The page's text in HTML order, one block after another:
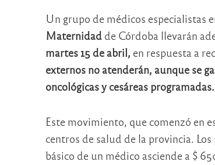
Un grupo de médicos especialistas
Maternidadde Córdoba llevarán
martes 15 de abril, en respuesta a
externos no atenderán, aunque se
oncológicas y cesáreas programadas.
Este movimiento, que comenzó en
centros de salud de la provincia.
básico de un médico asciende a $